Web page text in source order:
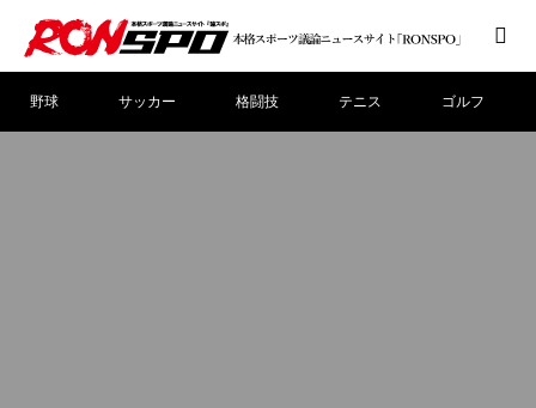
野球 サッカー 格闘技 テニス ゴルフ